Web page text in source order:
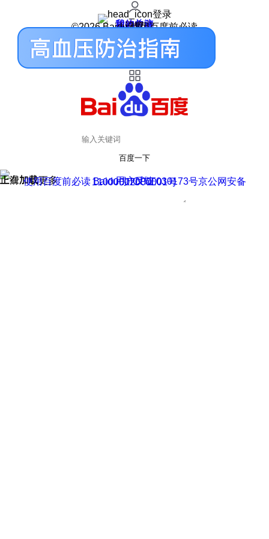
登录
我的关注
我的收藏
皮肤中心
用户反馈
设置
©2026 Baidu 使用百度前必读
百度一下
正在加载
上滑加载更多 用户反馈
使用百度前必读 Baidu 京ICP证030173号
京公网安备11000002000001号